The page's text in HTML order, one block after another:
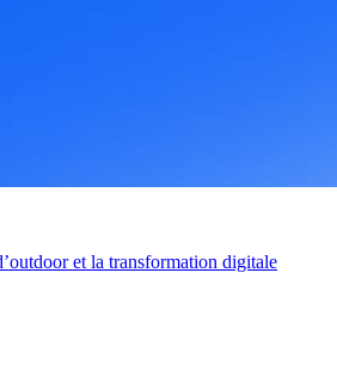
et la transformation digitale